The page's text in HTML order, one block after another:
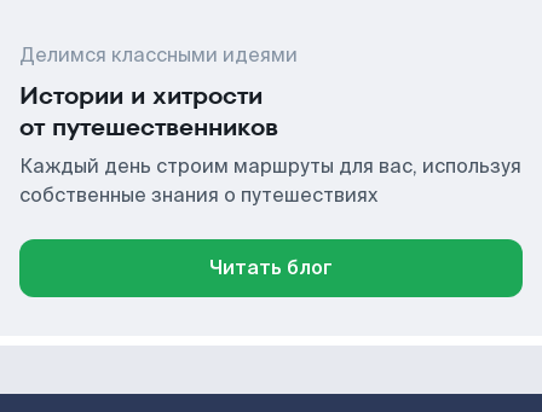
Делимся классными идеями
Истории и хитрости
от путешественников
Каждый день строим маршруты для вас, используя
собственные знания о путешествиях
Читать блог